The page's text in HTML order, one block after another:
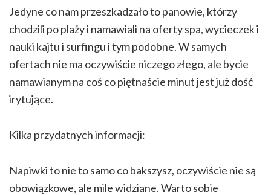
Jedyne co nam przeszkadzało to panowie, którzy
chodzili po plaży i namawiali na oferty spa, wycieczek i
nauki kajtu i surfingu i tym podobne. W samych
ofertach nie ma oczywiście niczego złego, ale bycie
namawianym na coś co piętnaście minut jest już dość
irytujące.
Kilka przydatnych informacji:
Napiwki to nie to samo co bakszysz, oczywiście nie są
obowiązkowe, ale mile widziane. Warto sobie